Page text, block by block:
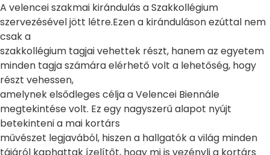
A velencei szakmai kirándulás a Szakkollégium
szervezésével jött létre.Ezen a kiránduláson ezúttal nem
csak a
szakkollégium tagjai vehettek részt, hanem az egyetem
minden tagja számára elérhető volt a lehetőség, hogy
részt vehessen,
amelynek elsődleges célja a Velencei Biennále
megtekintése volt. Ez egy nagyszerű alapot nyújt
betekinteni a mai kortárs
művészet legjavából, hiszen a hallgatók a világ minden